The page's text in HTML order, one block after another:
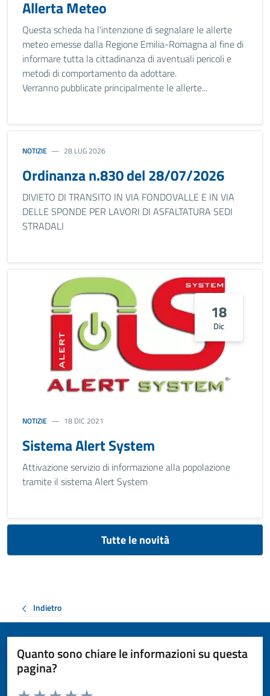
Allerta Meteo
Questa scheda ha l'intenzione di segnalare le allerte
meteo emesse dalla Regione Emilia-Romagna al fine di
informare tutta la cittadinanza di aventuali pericoli e
metodi di comportamento da adottare.
Verranno pubblicate principalmente le allerte...
NOTIZIE 28 LUG 2026
Ordinanza n.830 del 28/07/2026
DIVIETO DI TRANSITO IN VIA FONDOVALLE E IN VIA
DELLE SPONDE PER LAVORI DI ASFALTATURA SEDI
STRADALI
18
Dic
NOTIZIE 18 DIC 2021
Sistema Alert System
Attivazione servizio di informazione alla popolazione
tramite il sistema Alert System
Tutte le novità
Indietro
Quanto sono chiare le informazioni su questa
pagina?
Valuta da 1 a 5 stelle la pagina